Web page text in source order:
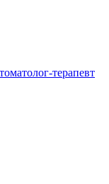
терапевт